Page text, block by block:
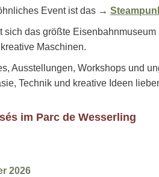
Event ist das →
sich das größte
Maschinen.
Ausstellungen, Workshops und
Technik und kreative Ideen
im Parc de Wesserling
2026